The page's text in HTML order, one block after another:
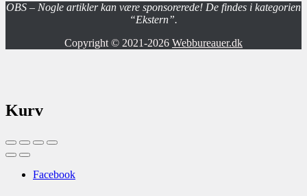
OBS – Nogle artikler kan være sponsorerede! De findes i kategorien
“Ekstern”.
Copyright © 2021-2026 Webbureauer.dk
Kurv
Facebook